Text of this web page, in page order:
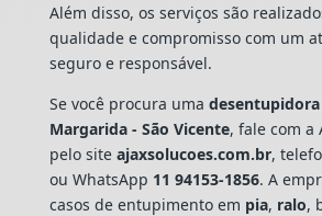
Além disso, os serviços são
qualidade e compromisso com um
seguro e responsável.
Se você procura uma desentupidora
Margarida - São Vicente, fale com a
pelo site ajaxsolucoes.com.br,
ou WhatsApp 11 94153-1856. A
casos de entupimento em pia, ralo,